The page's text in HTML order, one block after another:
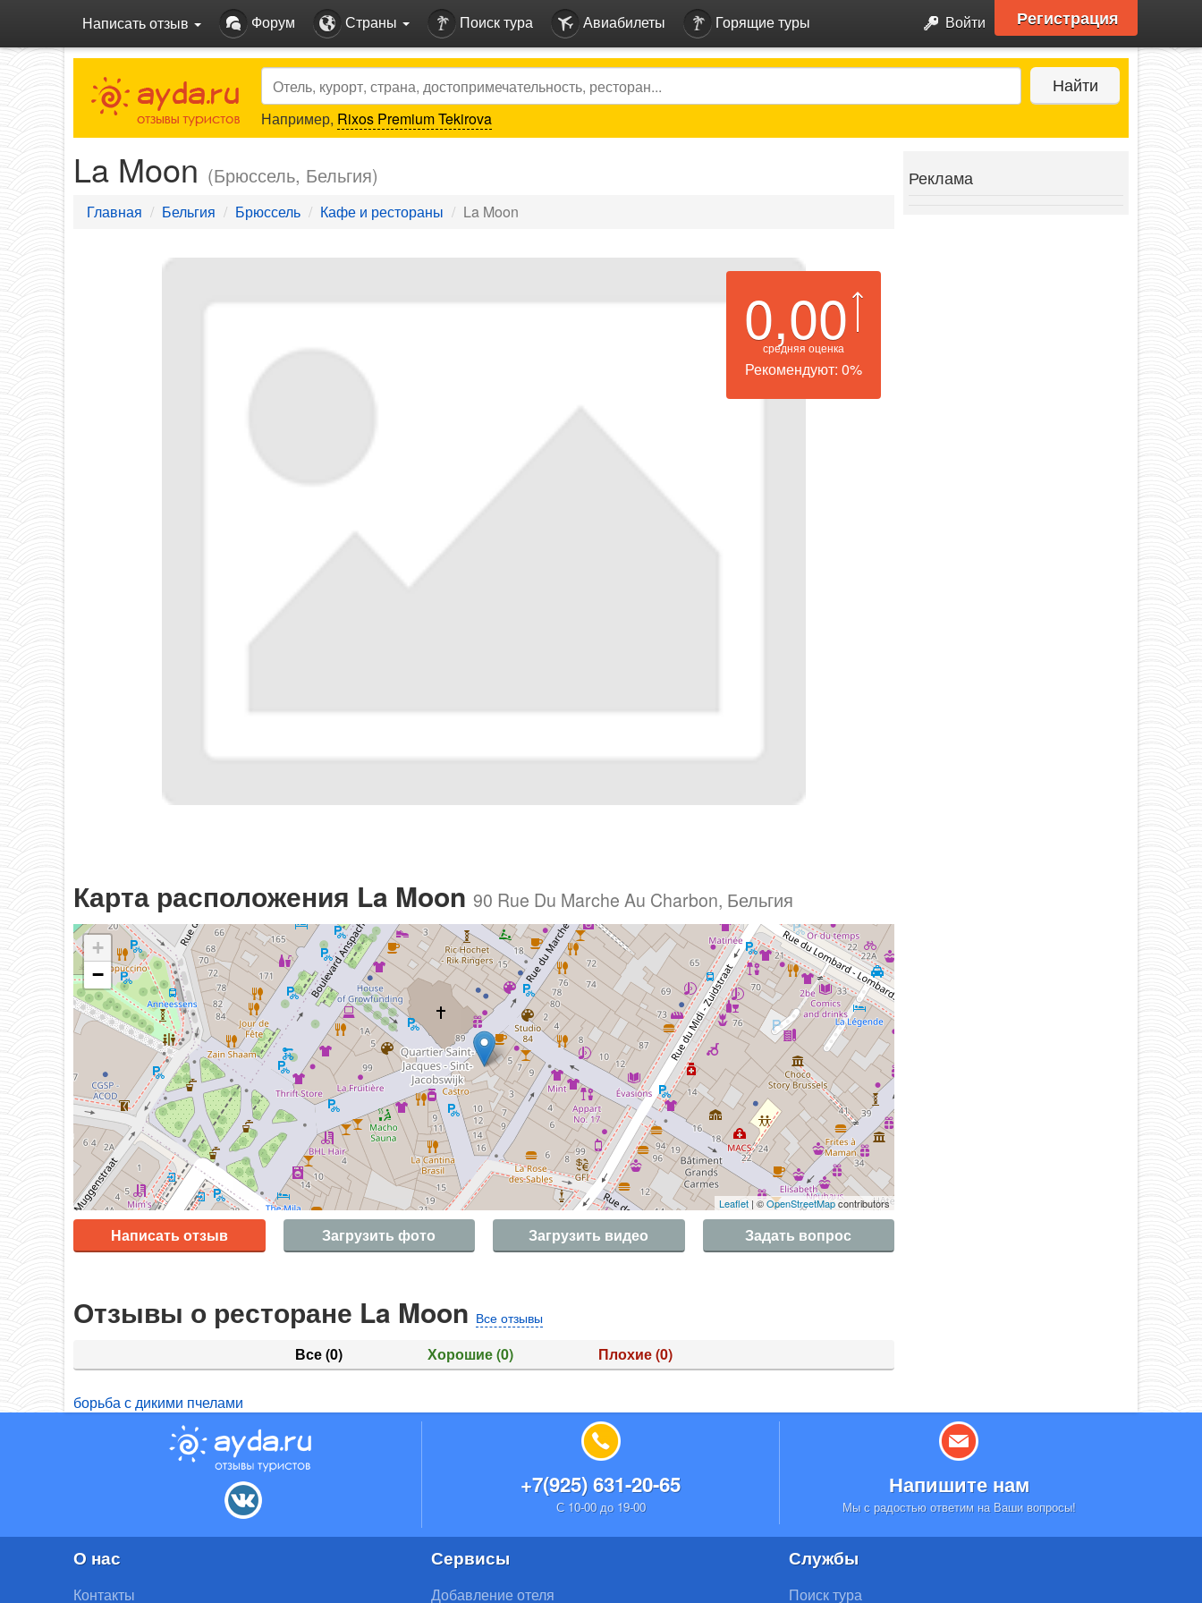
Написать отзыв Форум Страны Поиск тура Авиабилеты Горящие туры Войти Регистрация
Search Найти
Например, Rixos Premium Tekirova
La Moon (Брюссель, Бельгия)
Главная Бельгия Брюссель Кафе и рестораны La Moon
0,00
средняя оценка
Рекомендуют: 0%
Карта расположения La Moon 90 Rue Du Marche Au Charbon, Бельгия
+
−
Leaflet | ©OpenStreetMapcontributors
Написать отзыв Загрузить фото Загрузить видео Задать вопрос
Отзывы о ресторане La Moon Все отзывы
Все(0) Хорошие(0) Плохие(0)
Реклама
борьба с дикими пчелами
+7(925) 631-20-65
С 10-00 до 19-00
Напишите нам
Мы с радостью ответим на Ваши вопросы!
О нас
Контакты
Сервисы
Добавление отеля
Службы
Поиск тура